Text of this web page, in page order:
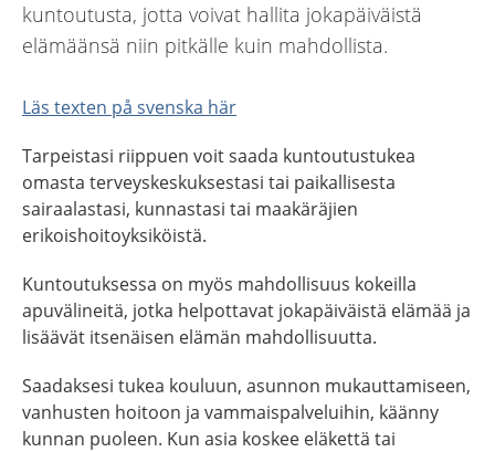
kuntoutusta, jotta voivat hallita jokapäiväistä
elämäänsä niin pitkälle kuin mahdollista.
Läs texten på svenska här
Tarpeistasi riippuen voit saada kuntoutustukea
omasta terveyskeskuksestasi tai paikallisesta
sairaalastasi, kunnastasi tai maakäräjien
erikoishoitoyksiköistä.
Kuntoutuksessa on myös mahdollisuus kokeilla
apuvälineitä, jotka helpottavat jokapäiväistä elämää ja
lisäävät itsenäisen elämän mahdollisuutta.
Saadaksesi tukea kouluun, asunnon mukauttamiseen,
vanhusten hoitoon ja vammaispalveluihin, käänny
kunnan puoleen. Kun asia koskee eläkettä tai